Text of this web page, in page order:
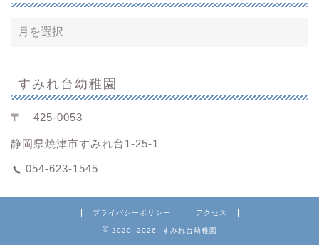
すみれ台幼稚園
〒 425-0053
静岡県焼津市すみれ台1-25-1
054-623-1545
プライバシーポリシー アクセス
2020–2026 すみれ台幼稚園